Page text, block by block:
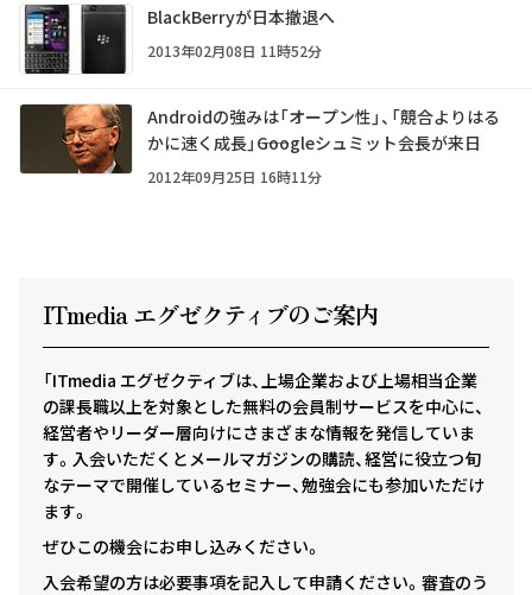
BlackBerryが日本撤退へ
2013年02月08日 11時52分
Androidの強みは「オープン性」、「競合よりはる
かに速く成長」――Googleシュミット会長が来日
2012年09月25日 16時11分
ITmedia エグゼクティ ブのご案内
「ITmedia エグゼクティブは、上場企業および上場相当企業
の課長職以上を対象とした無料の会員制サービスを中心に、
経営者やリーダー層向けにさまざまな情報を発信していま
す。入会いただくとメールマガジンの購読、経営に役立つ旬
なテーマで開催しているセミナー、勉強会にも参加いただけ
ます。
ぜひこの機会にお申し込みください。
入会希望の方は必要事項を記入して申請ください。審査のう